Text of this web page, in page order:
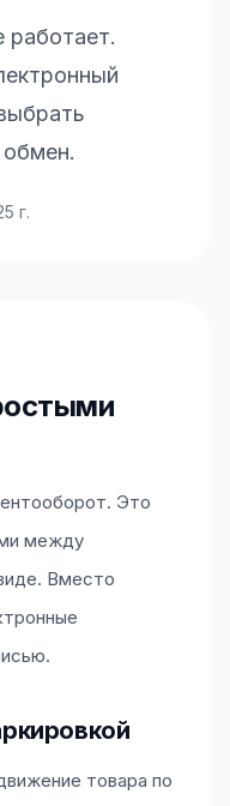
г.
Это
между
Вместо
товара по